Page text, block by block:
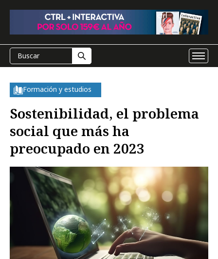
Formación y estudios
Sostenibilidad, el problema
social que más ha
preocupado en 2023